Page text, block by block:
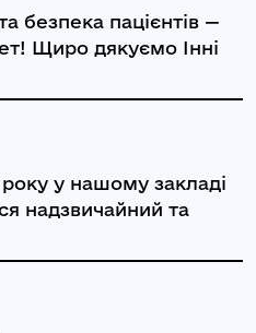
безпека пацієнтів —
Щиро дякуємо Інні
у нашому закладі
надзвичайний та